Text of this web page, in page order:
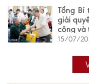
Tổng Bí
giải
công và
15/07/